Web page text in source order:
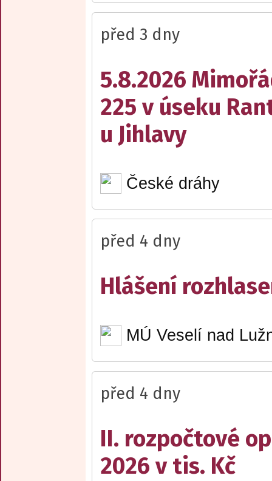
před 3 dny
5.8.2026
225 v úseku
u Jihlavy
České dráhy
před 4 dny
Hlášení
MÚ Veselí nad
před 4 dny
II. rozpočtové
2026 v tis. Kč